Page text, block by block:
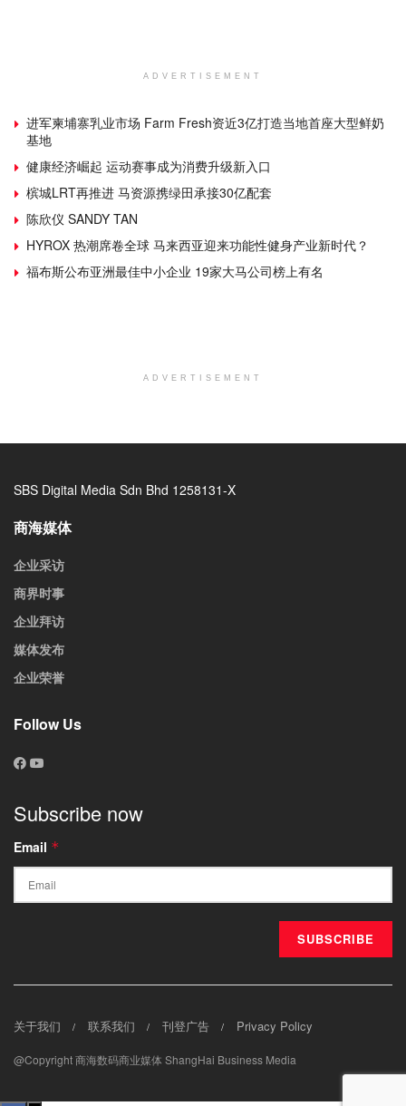
ADVERTISEMENT
进军柬埔寨乳业市场 Farm Fresh资近3亿打造当地首座大型鲜奶
基地
健康经济崛起 运动赛事成为消费升级新入口
槟城LRT再推进 马资源携绿田承接30亿配套
陈欣仪 SANDY TAN
HYROX 热潮席卷全球 马来西亚迎来功能性健身产业新时代？
福布斯公布亚洲最佳中小企业 19家大马公司榜上有名
ADVERTISEMENT
SBS Digital Media Sdn Bhd 1258131-X
商海媒体
企业采访
商界时事
企业拜访
媒体发布
企业荣誉
Follow Us
Subscribe now
Email *
关于我们 联系我们 刊登广告 Privacy Policy
@Copyright 商海数码商业媒体 ShangHai Business Media